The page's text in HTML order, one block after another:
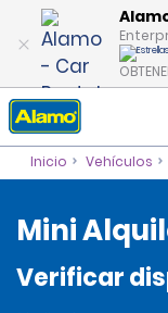
Inicio Vehículos
Mini
Verificar